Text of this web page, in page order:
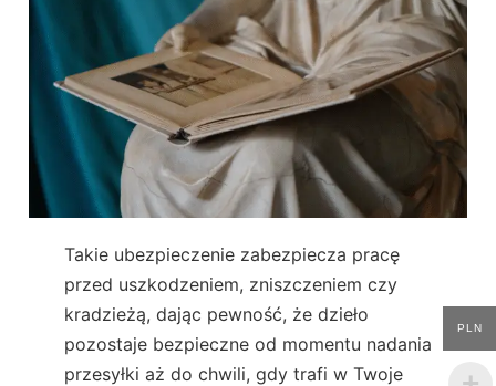
Takie ubezpieczenie zabezpiecza pracę
przed uszkodzeniem, zniszczeniem czy
kradzieżą, dając pewność, że dzieło
pozostaje bezpieczne od momentu nadania
przesyłki aż do chwili, gdy trafi w Twoje
PLN